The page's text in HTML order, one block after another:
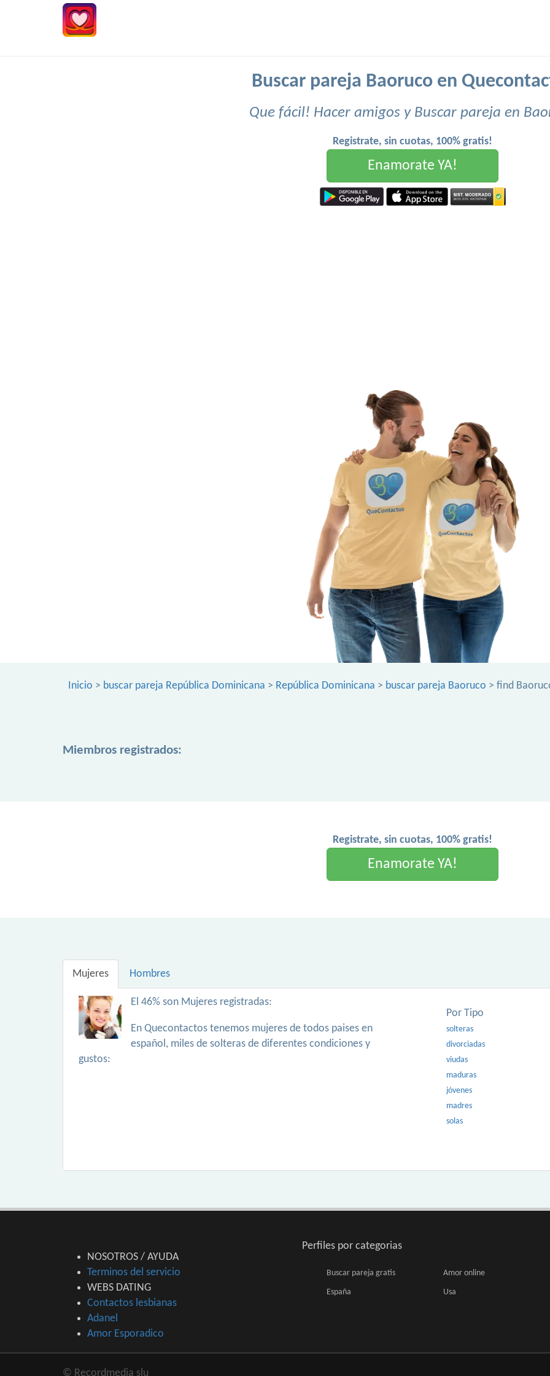
Buscar pareja Baoruco en
Que fácil! Hacer amigos y Buscar pareja en
Registrate, sin cuotas, 100% gratis!
Enamorate YA!
Inicio > buscar pareja República Dominicana > República Dominicana > buscar pareja Baoruco > find
Miembros registrados:
Registrate, sin cuotas, 100% gratis!
Enamorate YA!
Mujeres Hombres
El 46% son Mujeres registradas:
En Quecontactos tenemos mujeres de todos paises en
español, miles de solteras de diferentes condiciones y
gustos:
Por Tipo
solteras
divorciadas
viudas
maduras
jóvenes
madres
solas
NOSOTROS / AYUDA
Terminos del servicio
WEBS DATING
Contactos lesbianas
Adanel
Amor Esporadico
Perfiles por categorias
Buscar pareja gratis Amor online
España Usa
© Recordmedia slu